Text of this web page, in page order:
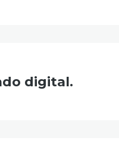
digital.